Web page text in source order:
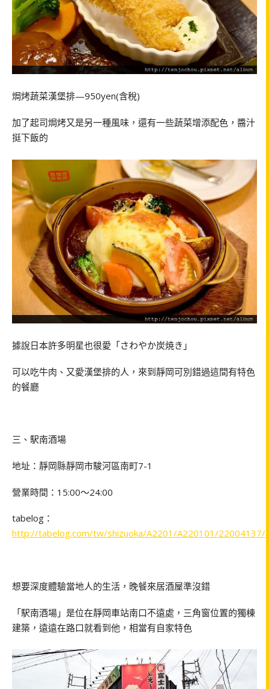
焗烤蔬菜漢堡排—950yen(含稅)
加了起司焗烤又是另一種風味，還有一些蔬菜增添配色，醬汁
挺下飯的
據說日本許多明星也很愛「さわやか炭焼き」
可以吃牛肉、又愛漢堡排的人，來到靜岡可別錯過這間有特色
的餐廳
三、駅南酒場
地址：靜岡縣靜岡市駿河區南町7-1
營業時間：15:00～24:00
tabelog：
http://tabelog.com/tw/shizuoka/A2201/A220101/22004137/
想要深度體驗當地人的生活，晚餐來居酒屋準沒錯
「駅南酒場」是位在靜岡車站南口不遠處，三角窗位置的獨棟
建築，遠遠在路口就看到他，相當有自家特色